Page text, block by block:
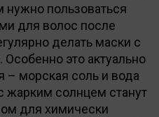
нужно пользоваться
для волос после
делать маски с
это актуально
– морская соль и вода
жарким солнцем станут
для химически